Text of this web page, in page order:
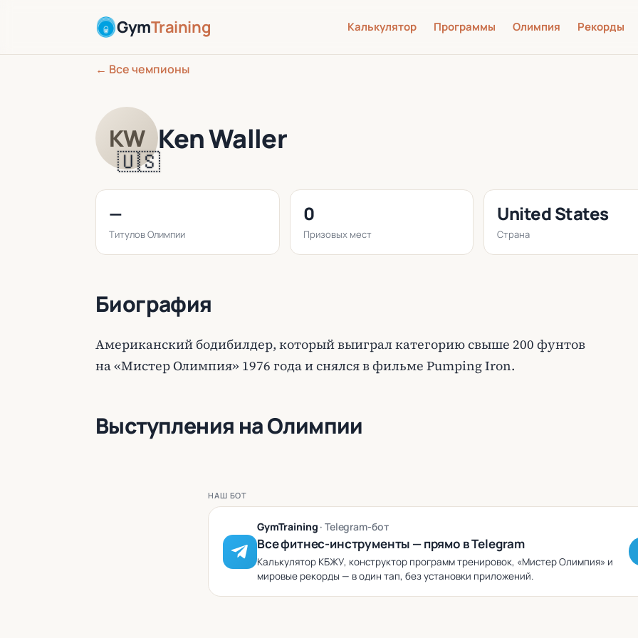
GymTraining Калькулятор Программы Олимпия Рекорды
← Все чемпионы
KW
🇺🇸
Ken Waller
—
Титулов Олимпии
0
Призовых мест
United States
Страна
Биография
Американский бодибилдер, который выиграл категорию свыше 200 фунтов
на «Мистер Олимпия» 1976 года и снялся в фильме Pumping Iron.
Выступления на Олимпии
НАШ БОТ
GymTraining · Telegram-бот
Все фитнес-инструменты — прямо в Telegram
Калькулятор КБЖУ, конструктор программ тренировок, «Мистер Олимпия» и
мировые рекорды — в один тап, без установки приложений.